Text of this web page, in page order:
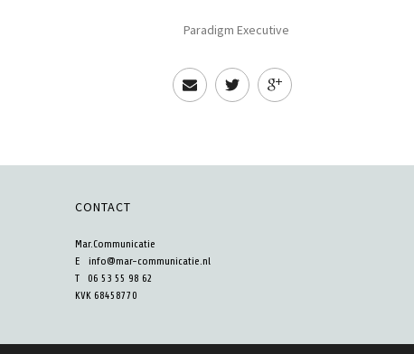
Paradigm Executive
CONTACT
Mar.Communicatie
E info@mar-communicatie.nl
T 06 53 55 98 62
KVK 68458770